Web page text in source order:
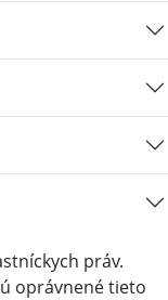
práv.
oprávnené tieto